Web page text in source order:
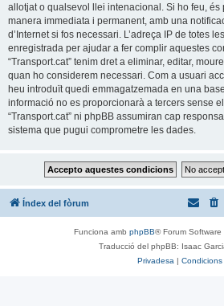
allotjat o qualsevol llei intenacional. Si ho feu,
manera immediata i permanent, amb una
d’Internet si fos necessari. L’adreça IP de totes
enregistrada per ajudar a fer complir aquestes
“Transport.cat” tenim dret a eliminar, editar,
quan ho considerem necessari. Com a usuari
heu introduït quedi emmagatzemada en una
informació no es proporcionarà a tercers sense
“Transport.cat” ni phpBB assumiran cap
sistema que pugui comprometre les dades.
Índex del fòrum
Funciona amb phpBB® Forum
Traducció del phpBB: Isaac
Privadesa | Condicions